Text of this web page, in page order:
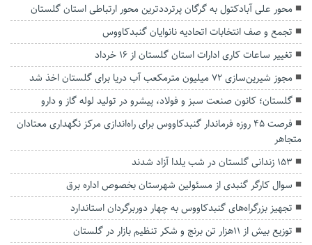
محور علی آبادکتول به گرگان پرترددترین محور ارتباطی استان گلستان
تجمع و صف انتخابات اتحادیه نانوایان گنبدکاووس
تغییر ساعات کاری ادارات استان گلستان از ۱۶ خرداد
مجوز شیرین‌سازی ۷۲ میلیون مترمکعب آب دریا برای گلستان اخذ شد
گلستان؛ کانون صنعت سبز و فولاد، پیشرو در تولید لوله گاز و دارو
فرصت ۴۵ روزه فرماندار گنبدکاووس برای راه‌اندازی مرکز نگهداری معتادان
متجاهر
۱۵۳ زندانی گلستان در شب یلدا آزاد شدند
سوال کارگر گنبدی از مسئولین شهرستان بخصوص اداره برق
تجهیز بزرگراه‌های گنبدکاووس به چهار دوربرگردان‌ استاندارد
توزیع بیش از ۱۱هزار تن برنج و شکر تنظیم بازار در گلستان